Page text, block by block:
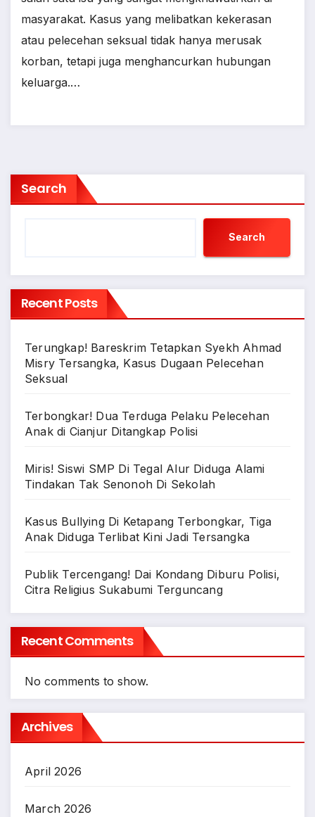
masyarakat. Kasus yang melibatkan kekerasan
atau pelecehan seksual tidak hanya merusak
korban, tetapi juga menghancurkan hubungan
keluarga.…
Search
Search
Recent Posts
Terungkap! Bareskrim Tetapkan Syekh Ahmad
Misry Tersangka, Kasus Dugaan Pelecehan
Seksual
Terbongkar! Dua Terduga Pelaku Pelecehan
Anak di Cianjur Ditangkap Polisi
Miris! Siswi SMP Di Tegal Alur Diduga Alami
Tindakan Tak Senonoh Di Sekolah
Kasus Bullying Di Ketapang Terbongkar, Tiga
Anak Diduga Terlibat Kini Jadi Tersangka
Publik Tercengang! Dai Kondang Diburu Polisi,
Citra Religius Sukabumi Terguncang
Recent Comments
No comments to show.
Archives
April 2026
March 2026